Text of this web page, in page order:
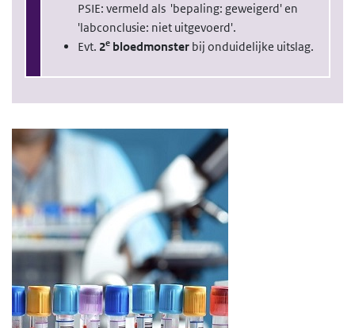
PSIE: vermeld als 'bepaling: geweigerd' en
'labconclusie: niet uitgevoerd'.
Evt. 2ebloedmonsterbij onduidelijke uitslag.